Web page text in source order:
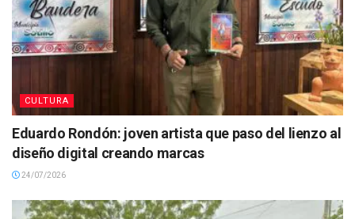
CULTURA
Eduardo Rondón: joven artista que paso del lienzo al
diseño digital creando marcas
24/07/2026